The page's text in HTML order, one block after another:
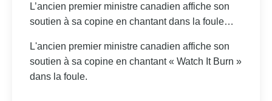
L’ancien premier ministre canadien affiche son
soutien à sa copine en chantant dans la foule…
L'ancien premier ministre canadien affiche son
soutien à sa copine en chantant « Watch It Burn »
dans la foule.